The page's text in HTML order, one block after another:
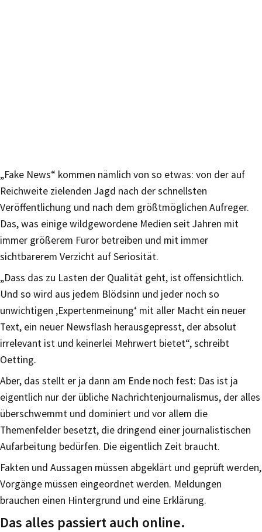
„Fake News“ kommen nämlich von so etwas: von der auf
Reichweite zielenden Jagd nach der schnellsten
Veröffentlichung und nach dem größtmöglichen Aufreger.
Das, was einige wildgewordene Medien seit Jahren mit
immer größerem Furor betreiben und mit immer
sichtbarerem Verzicht auf Seriosität.
„Dass das zu Lasten der Qualität geht, ist offensichtlich.
Und so wird aus jedem Blödsinn und jeder noch so
unwichtigen ‚Expertenmeinung‘ mit aller Macht ein neuer
Text, ein neuer Newsflash herausgepresst, der absolut
irrelevant ist und keinerlei Mehrwert bietet“, schreibt
Oetting.
Aber, das stellt er ja dann am Ende noch fest: Das ist ja
eigentlich nur der übliche Nachrichtenjournalismus, der alles
überschwemmt und dominiert und vor allem die
Themenfelder besetzt, die dringend einer journalistischen
Aufarbeitung bedürfen. Die eigentlich Zeit braucht.
Fakten und Aussagen müssen abgeklärt und geprüft werden,
Vorgänge müssen eingeordnet werden. Meldungen
brauchen einen Hintergrund und eine Erklärung.
Das alles passiert auch online.